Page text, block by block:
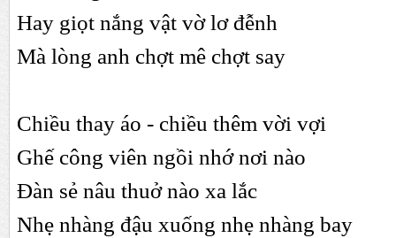
Hay giọt nắng vật vờ lơ đễnh
Mà lòng anh chợt mê chợt say
Chiều thay áo - chiều thêm vời vợi
Ghế công viên ngồi nhớ nơi nào
Đàn sẻ nâu thuở nào xa lắc
Nhẹ nhàng đậu xuống nhẹ nhàng bay